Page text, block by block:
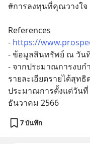
#การลงทุนที่คุณวางใจ
References
- https://
- ข้อมูลสินทรัพย์ ณ วัน
- จากประมาณการงบก
รายละเอียดรายได้สุท
ประมาณการตั้งแต่วันที่
ธันวาคม 2566
7 บันทึก